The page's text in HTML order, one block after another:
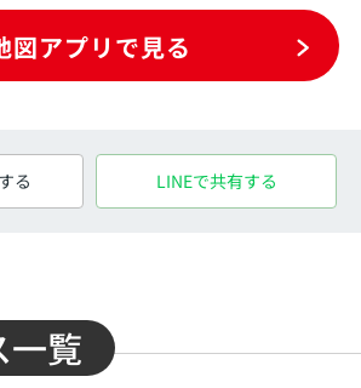
図アプリで見る
る LINEで共有する
一覧